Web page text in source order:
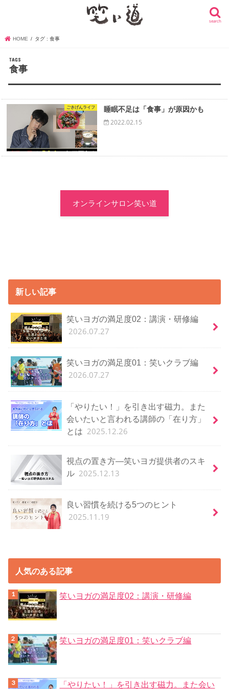
search
HOME タグ : 食事
食事
ごきげんライフ
睡眠不足は「食事」が原因かも
2022.02.15
オンラインサロン笑い道
新しい記事
笑いヨガの満足度02：講演・研修編
2026.07.27
笑いヨガの満足度01：笑いクラブ編
2026.07.27
「やりたい！」を引き出す磁力。また
会いたいと言われる講師の「在り方」
とは 2025.12.26
視点の置き方―笑いヨガ提供者のスキ
ル 2025.12.13
良い習慣を続ける5つのヒント
2025.11.19
人気のある記事
笑いヨガの満足度02：講演・研修編
笑いヨガの満足度01：笑いクラブ編
「やりたい！」を引き出す磁力。また会い